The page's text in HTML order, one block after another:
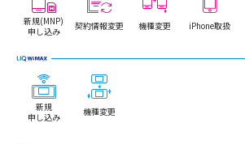
新規(MNP)
申し込み
契約情報変更 機種変更 iPhone取扱
新規
申し込み
機種変更